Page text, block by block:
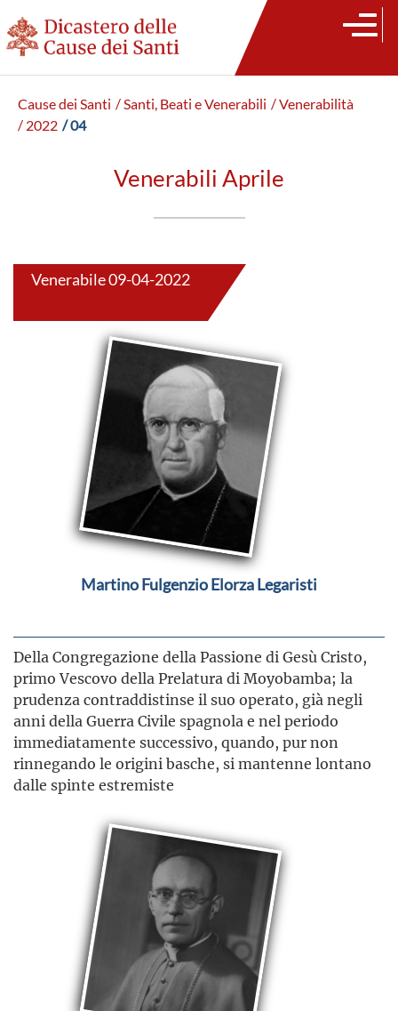
Cause dei Santi / Santi, Beati e Venerabili / Venerabilità
/ 2022 / 04
Venerabili Aprile
Venerabile 09-04-2022
Martino Fulgenzio Elorza Legaristi
Della Congregazione della Passione di Gesù Cristo,
primo Vescovo della Prelatura di Moyobamba; la
prudenza contraddistinse il suo operato, già negli
anni della Guerra Civile spagnola e nel periodo
immediatamente successivo, quando, pur non
rinnegando le origini basche, si mantenne lontano
dalle spinte estremiste